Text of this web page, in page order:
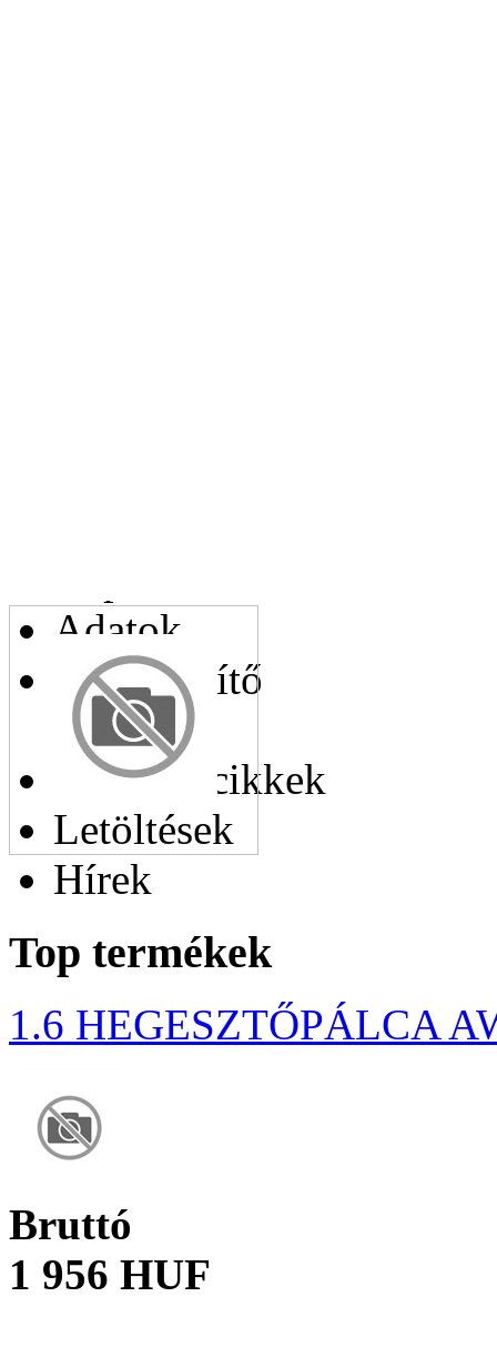
Adatok
Helyettesítő
cikkek
Hasonló cikkek
Letöltések
Hírek
Top termékek
1.6 HEGESZTŐPÁLCA
Bruttó
1 956 HUF